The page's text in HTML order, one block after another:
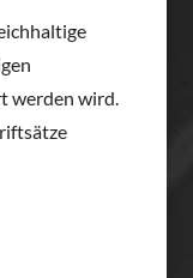
werden wird.